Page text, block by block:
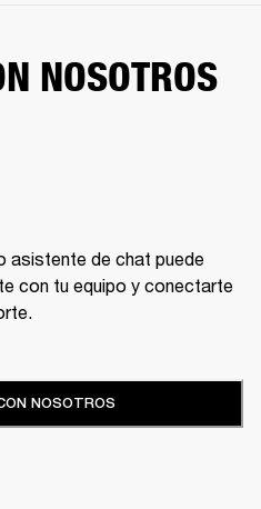
NOSOTROS
asistente de chat puede
con tu equipo y conectarte
NOSOTROS